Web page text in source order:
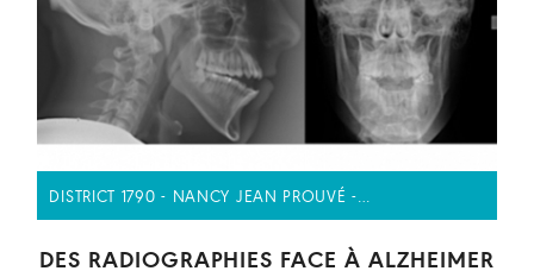
DISTRICT 1790 - NANCY JEAN PROUVÉ -…
DES RADIOGRAPHIES FACE À ALZHEIMER